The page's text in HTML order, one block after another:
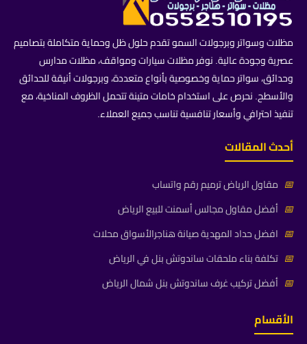
مظلات وسواتر وبرجولات السمو تقدم حلول ظل وحماية متكاملة بتصاميم
عصرية وجودة عالية. نوفر مظلات سيارات ومواقف، مظلات مدارس
وحدائق، سواتر حماية وخصوصية بأنواع متعددة، وبرجولات أنيقة للحدائق
والأسطح. نحرص على استخدام خامات متينة تتحمل الظروف المناخية، مع
تنفيذ احترافي وأسعار تنافسية تناسب جميع العملاء.
أحدث المقالات
📅 مقاول الرياض ترميم رقم واتساب
📅 أفضل مقاول مجالس أسمنت للبيع الرياض
📅 افضل حداد المهدية صيانة هناجرالأسواق محلات
📅 تكلفة بناء ملحقات ساندوتش بنل في الرياض
📅 أفضل تركيب غرف ساندوتش بنل شمال الرياض
الأقسام